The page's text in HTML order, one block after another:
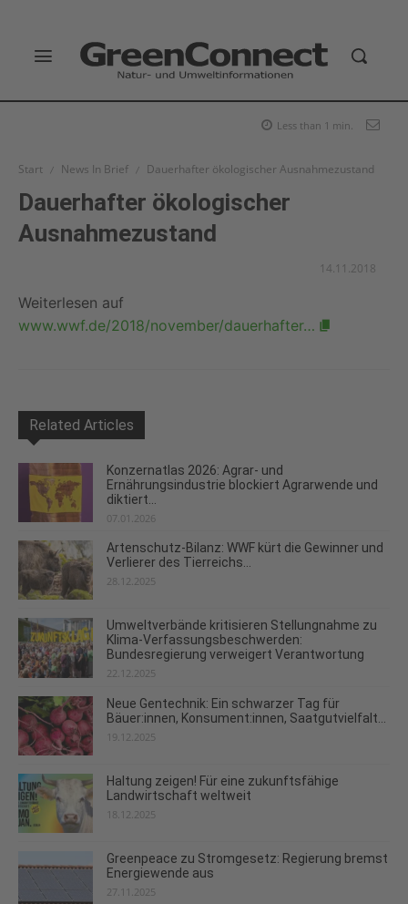
Less than 1 min.
Start News In Brief Dauerhafter ökologischer Ausnahmezustand
Dauerhafter ökologischer
Ausnahmezustand
14.11.2018
Weiterlesen auf
www.wwf.de/2018/november/dauerhafter…
Related Articles
Konzernatlas 2026: Agrar- und
Ernährungsindustrie blockiert Agrarwende und
diktiert...
07.01.2026
Artenschutz-Bilanz: WWF kürt die Gewinner und
Verlierer des Tierreichs...
28.12.2025
Umweltverbände kritisieren Stellungnahme zu
Klima-Verfassungsbeschwerden:
Bundesregierung verweigert Verantwortung
22.12.2025
Neue Gentechnik: Ein schwarzer Tag für
Bäuer:innen, Konsument:innen, Saatgutvielfalt...
19.12.2025
Haltung zeigen! Für eine zukunftsfähige
Landwirtschaft weltweit
18.12.2025
Greenpeace zu Stromgesetz: Regierung bremst
Energiewende aus
27.11.2025